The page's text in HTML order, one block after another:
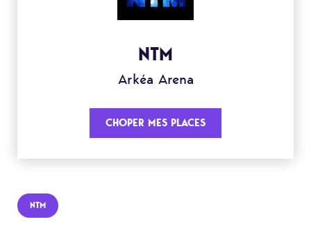
NTM
Arkéa Arena
CHOPER MES PLACES
NTM